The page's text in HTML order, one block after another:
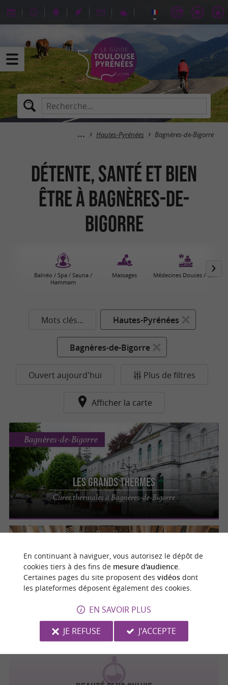
Hautes-Pyrénées Bagnères-de-Bigorre
Détente, Santé et Bien
Être à Bagnères-de-
Bigorre
Balnéo / Spa / Sauna /
Hammam
Massages Médecines Douces / CBD
Mots clés... Hautes-Pyrénées
Bagnères-de-Bigorre
Ouvert aujourd'hui Plus de filtres
Afficher la carte
Les Grands Thermes
Cures thermales à Bagnères-de-Bigorre
Bagnères-de-Bigorre
Aquensis, spa thermal de Bagnères de
Bigorre
Bagnères-de-Bigorre
En continuant à naviguer, vous autorisez le dépôt de
cookies tiers à des fins de mesure d'audience.
Certaines pages du site proposent des vidéosdont
les plateformes déposent également des cookies.
EN SAVOIR PLUS
JE REFUSE
J'ACCEPTE